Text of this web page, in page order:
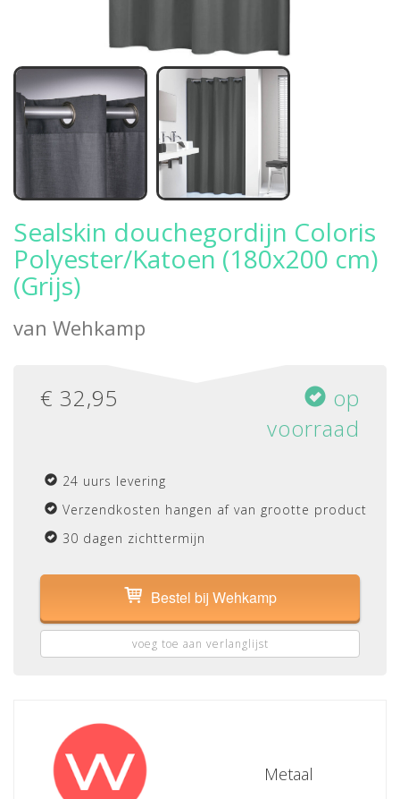
Sealskin douchegordijn Coloris
Polyester/Katoen (180x200 cm)
(Grijs)
van Wehkamp
€ 32,95
op
voorraad
24 uurs levering
Verzendkosten hangen af van grootte product
30 dagen zichttermijn
Bestel bij Wehkamp
voeg toe aan verlanglijst
Metaal